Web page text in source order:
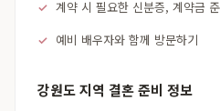
계약 시 필요한 신분증, 계약금
예비 배우자와 함께 방문하기
강원도 지역 결혼 준비 정보